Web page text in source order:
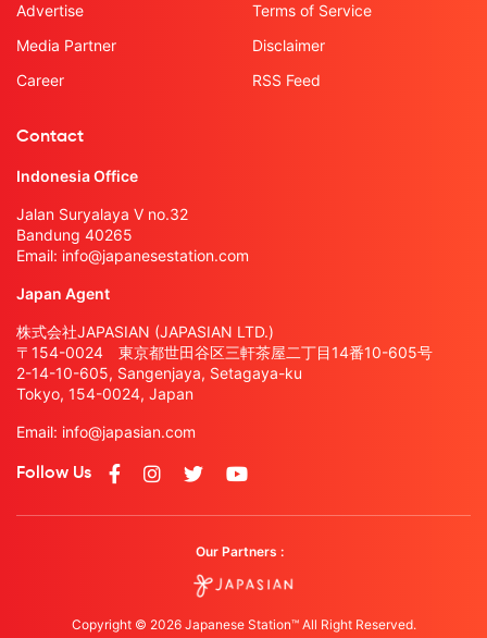
Advertise
Media Partner
Career
Terms of Service
Disclaimer
RSS Feed
Contact
Indonesia Office
Jalan Suryalaya V no.32
Bandung 40265
Email: info@japanesestation.com
Japan Agent
株式会社JAPASIAN (JAPASIAN LTD.)
〒154-0024 東京都世田谷区三軒茶屋二丁目14番10-605号
2-14-10-605, Sangenjaya, Setagaya-ku
Tokyo, 154-0024, Japan
Email: info@japasian.com
Follow Us
Our Partners :
Copyright © 2026 Japanese Station™ All Right Reserved.